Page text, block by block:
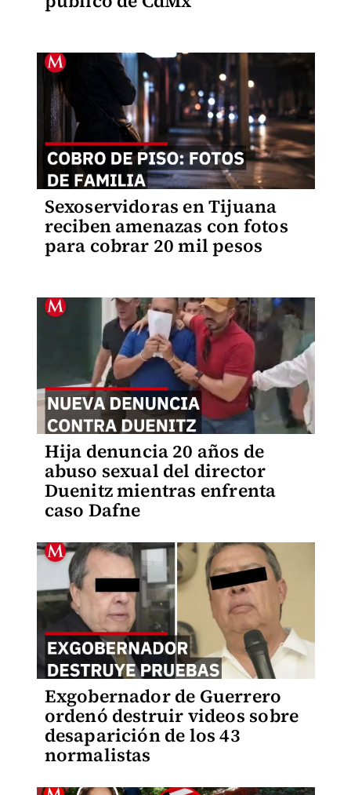
Sexoservidoras en Tijuana
reciben amenazas con fotos
para cobrar 20 mil pesos
Hija denuncia 20 años de
abuso sexual del director
Duenitz mientras enfrenta
caso Dafne
Exgobernador de Guerrero
ordenó destruir videos sobre
desaparición de los 43
normalistas